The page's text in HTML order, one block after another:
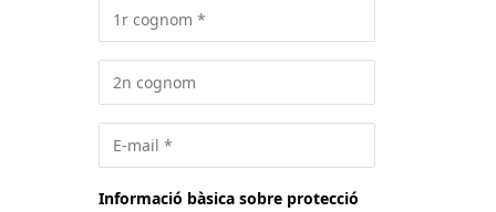
Informació bàsica sobre protecció